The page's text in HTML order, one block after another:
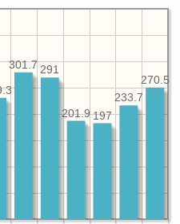
270.5
233.7
197
201.9
291
301.7